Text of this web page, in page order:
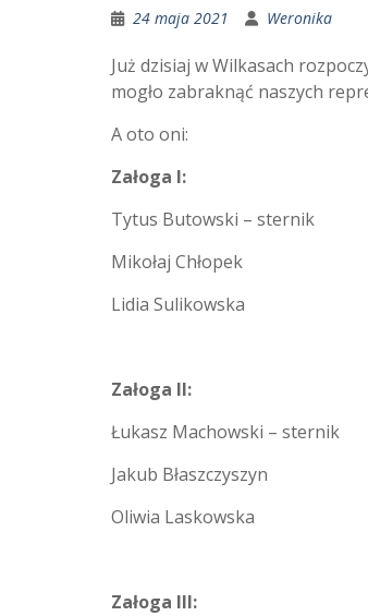
24 maja 2021 Weronika
Już dzisiaj w Wilkasach
mogło zabraknąć naszych
A oto oni:
Załoga I:
Tytus Butowski – sternik
Mikołaj Chłopek
Lidia Sulikowska
Załoga II:
Łukasz Machowski – sternik
Jakub Błaszczyszyn
Oliwia Laskowska
Załoga III: